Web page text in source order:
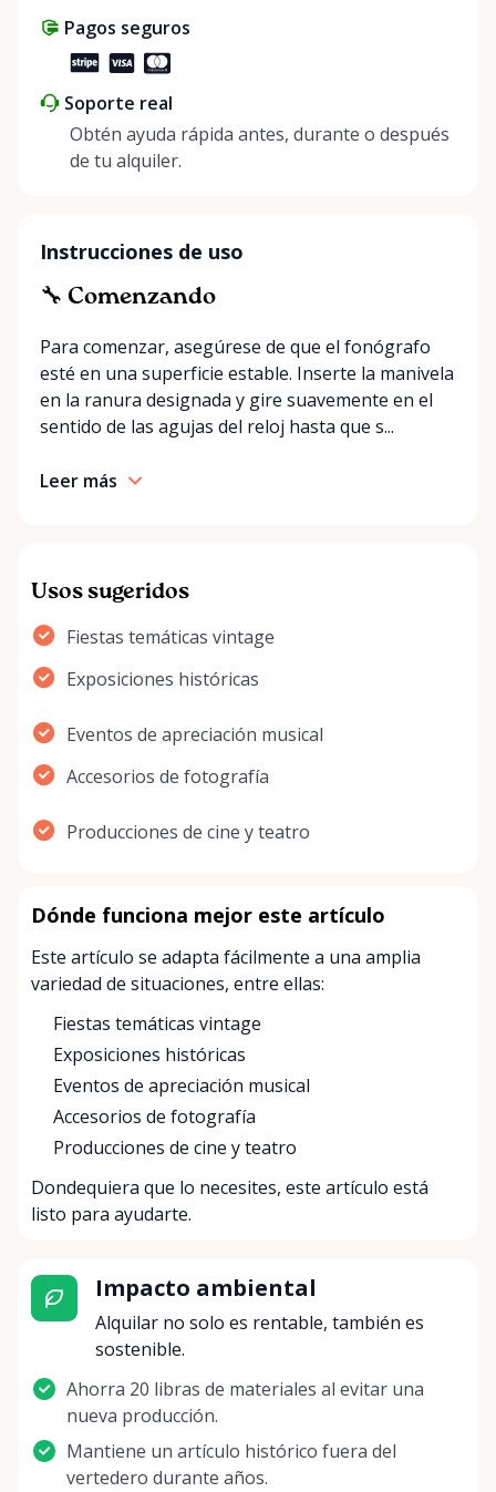
Pagos seguros
Soporte real
Obtén ayuda rápida antes, durante o después
de tu alquiler.
Instrucciones de uso
🔧 Comenzando
Para comenzar, asegúrese de que el fonógrafo
esté en una superficie estable. Inserte la manivela
en la ranura designada y gire suavemente en el
sentido de las agujas del reloj hasta que s...
Leer más
Usos sugeridos
Fiestas temáticas vintage
Exposiciones históricas
Eventos de apreciación musical
Accesorios de fotografía
Producciones de cine y teatro
Dónde funciona mejor este artículo
Este artículo se adapta fácilmente a una amplia
variedad de situaciones, entre ellas:
Fiestas temáticas vintage
Exposiciones históricas
Eventos de apreciación musical
Accesorios de fotografía
Producciones de cine y teatro
Dondequiera que lo necesites, este artículo está
listo para ayudarte.
Impacto ambiental
Alquilar no solo es rentable, también es
sostenible.
Ahorra 20 libras de materiales al evitar una
nueva producción.
Mantiene un artículo histórico fuera del
vertedero durante años.